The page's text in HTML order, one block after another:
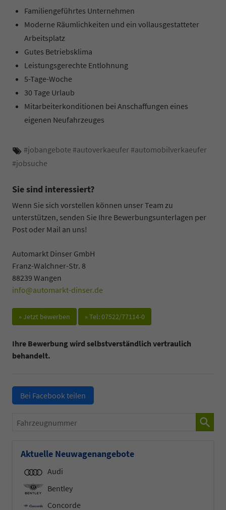
Familiengeführtes Unternehmen
Moderne Räumlichkeiten und ein vollausgestatteter
Arbeitsplatz
Gutes Betriebsklima
Leistungsgerechte Entlohnung
5-Tage-Woche
30 Tage Urlaub
Mitarbeiterkonditionen bei Anschaffungen eines
eigenen Neufahrzeuges
#jobangebote #autoverkaeufer#automobilverkaeufer
#jobsuche
Sie sind interessiert?
Wenn Sie sich vorstellen können unser Team zu
unterstützen, senden Sie Ihre Bewerbungsunterlagen per
Post oder Mail an uns!
Automarkt Dinser GmbH
Franz-Walchner-Str. 8
88239 Wangen
info@automarkt-dinser.de
» Jetzt bewerben » Tel: 07522/77114-0
Ihre Bewerbung wird selbstverständlich vertraulich
behandelt.
Bei Facebook teilen
Fahrzeugnummer
Aktuelle Neuwagenangebote
Audi
Bentley
Concorde